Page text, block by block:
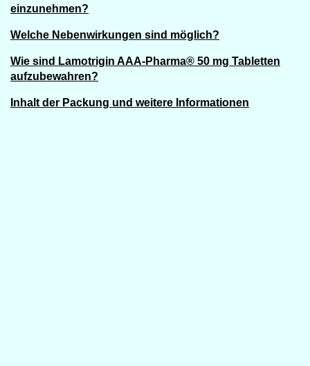
einzunehmen?
Welche Nebenwirkungen sind möglich?
Wie sind Lamotrigin AAA-Pharma® 50 mg Tabletten
aufzubewahren?
Inhalt der Packung und weitere Informationen